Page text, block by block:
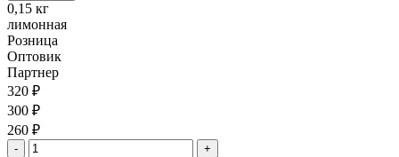
0,15 кг
лимонная
Розница
Оптовик
Партнер
320 ₽
300 ₽
260 ₽
-
+